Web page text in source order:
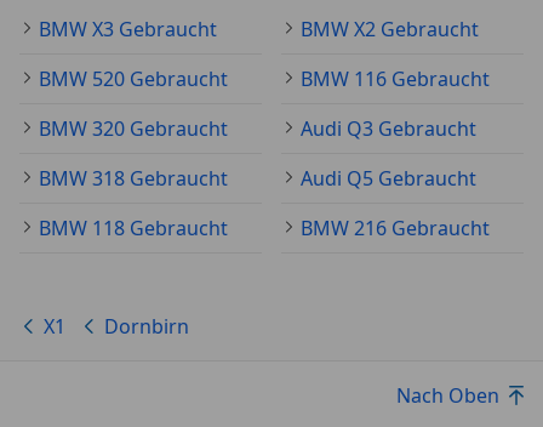
Kältemittel
Navigationssystem: Navigation (USB)
Ölwartungsintervall 24 Monate/30.000 km
Spiegel-Paket
Außenausstattung
LM-Felgen
BMW X3 Gebraucht
BMW X2 Gebraucht
BMW 520 Gebraucht
BMW 116 Gebraucht
BMW 320 Gebraucht
Audi Q3 Gebraucht
BMW 318 Gebraucht
Audi Q5 Gebraucht
BMW 118 Gebraucht
BMW 216 Gebraucht
X1 Dornbirn
Nach Oben